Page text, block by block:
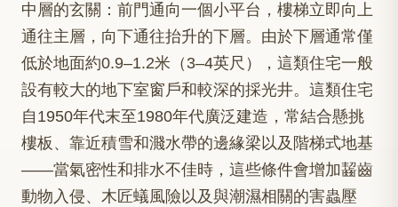
中層的玄關：前門通向一個小平台，樓梯立即向上
通往主層，向下通往抬升的下層。由於下層通常僅
低於地面約0.9–1.2米（3–4英尺），這類住宅一般
設有較大的地下室窗戶和較深的採光井。這類住宅
自1950年代末至1980年代廣泛建造，常結合懸挑
樓板、靠近積雪和濺水帶的邊緣梁以及階梯式地基
——當氣密性和排水不佳時，這些條件會增加齧齒
動物入侵、木匠蟻風險以及與潮濕相關的害蟲壓